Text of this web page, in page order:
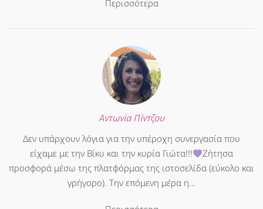
Περισσότερα
Αντωνία Πίντζου
Δεν υπάρχουν λόγια για την υπέροχη συνεργασία που
είχαμε με την Βίκυ και την κυρία Γιώτα!!!
Ζήτησα
προσφορά μέσω της πλατφόρμας της ιστοσελίδα (εύκολο και
γρήγορο). Την επόμενη μέρα η…